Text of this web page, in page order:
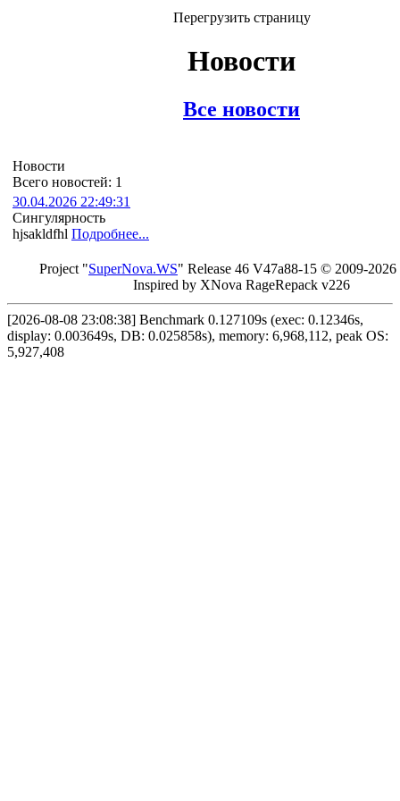
Перегрузить страницу
Новости
Все новости
Новости
Всего новостей: 1
30.04.2026 22:49:31
Сингулярность
hjsakldfhl Подробнее...
Project "SuperNova.WS" Release 46 V47a88-15 © 2009-2026
Inspired by XNova RageRepack v226
[2026-08-08 23:08:38] Benchmark 0.127109s (exec: 0.12346s,
display: 0.003649s, DB: 0.025858s), memory: 6,968,112, peak OS:
5,927,408